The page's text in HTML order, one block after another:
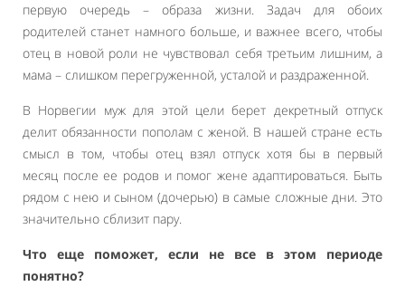
первую очередь – образа жизни. Задач для обоих
родителей станет намного больше, и важнее всего, чтобы
отец в новой роли не чувствовал себя третьим лишним, а
мама – слишком перегруженной, усталой и раздраженной.
В Норвегии муж для этой цели берет декретный отпуск
делит обязанности пополам с женой. В нашей стране есть
смысл в том, чтобы отец взял отпуск хотя бы в первый
месяц после ее родов и помог жене адаптироваться. Быть
рядом с нею и сыном (дочерью) в самые сложные дни. Это
значительно сблизит пару.
Что еще поможет, если не все в этом периоде
понятно?